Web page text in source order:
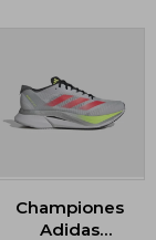
Championes
Adidas